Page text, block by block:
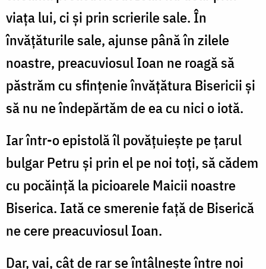
viaţa lui, ci şi prin scrierile sale. În
învăţăturile sale, ajunse până în zilele
noastre, preacuviosul Ioan ne roagă să
păstrăm cu sfinţenie învăţătura Bisericii şi
să nu ne îndepărtăm de ea cu nici o iotă.
Iar într-o epistolă îl povăţuieşte pe ţarul
bulgar Petru şi prin el pe noi toţi, să cădem
cu pocăinţă la picioarele Maicii noastre
Biserica. Iată ce smerenie faţă de Biserică
ne cere preacuviosul Ioan.
Dar, vai, cât de rar se întâlneşte între noi